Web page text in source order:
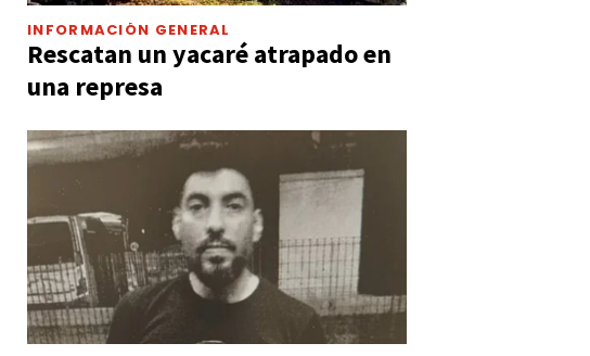
INFORMACIÓN GENERAL
Rescatan un yacaré atrapado en
una represa